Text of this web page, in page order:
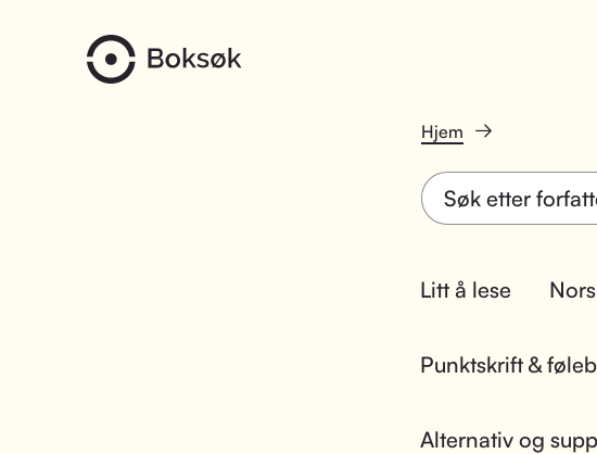
Hjem
Litt å lese
Punktskrift &
Alternativ og